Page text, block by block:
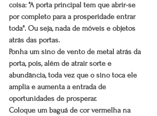
coisa: "A porta principal tem que abrir-se
por completo para a prosperidade entrar
toda". Ou seja, nada de móveis e objetos
atrás das portas.
Ponha um sino de vento de metal atrás da
porta, pois, além de atrair sorte e
abundância, toda vez que o sino toca ele
amplia e aumenta a entrada de
oportunidades de prosperar.
Coloque um baguá de cor vermelha na